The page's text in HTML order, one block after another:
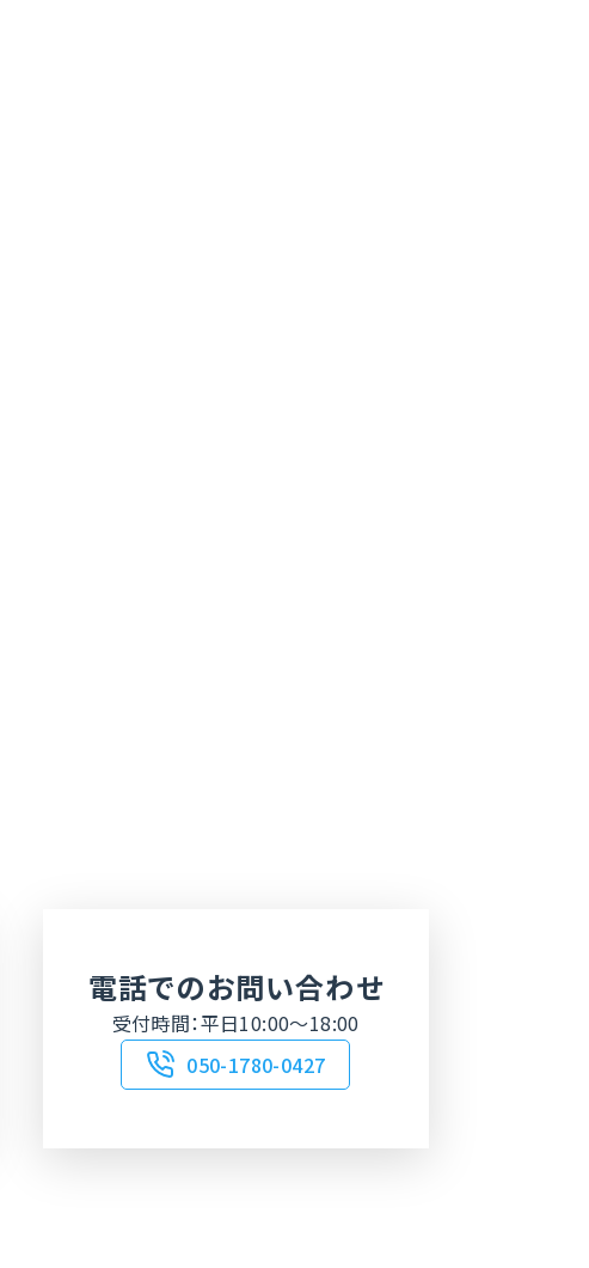
電話でのお問い合わせ
受付時間：平日10:00～18:00
050-1780-0427